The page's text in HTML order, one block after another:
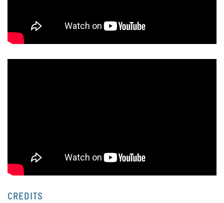
CREDITS